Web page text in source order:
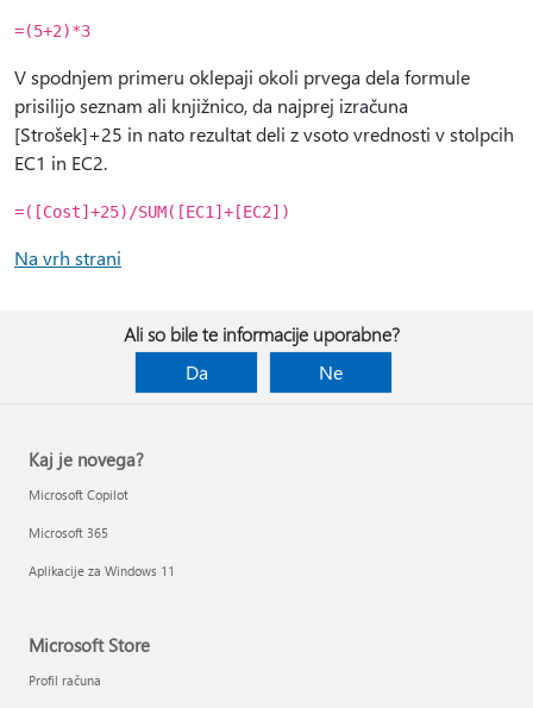
=(5+2)*3
V spodnjem primeru oklepaji okoli prvega dela formule
prisilijo seznam ali knjižnico, da najprej izračuna
[Strošek]+25 in nato rezultat deli z vsoto vrednosti v stolpcih
EC1 in EC2.
=([Cost]+25)/SUM([EC1]+[EC2])
Na vrh strani
Ali so bile te informacije uporabne?
Da
Ne
Kaj je novega?
Microsoft Copilot
Microsoft 365
Aplikacije za Windows 11
Microsoft Store
Profil računa